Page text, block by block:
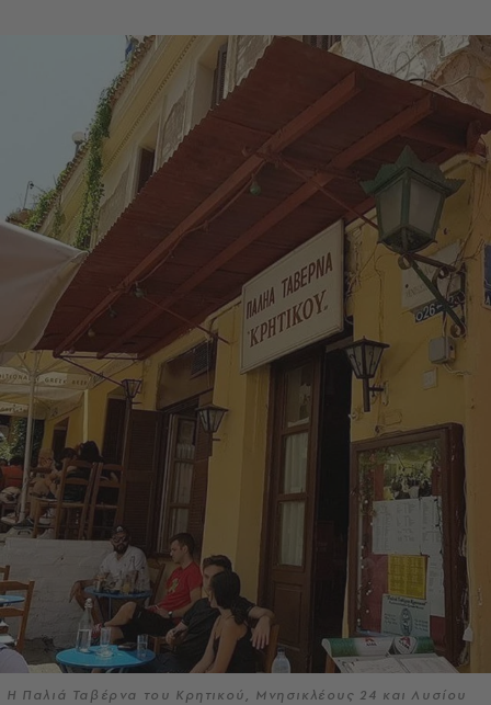
Η Παλιά Ταβέρνα του Κρητικού, Μνησικλέους 24 και Λυσίου